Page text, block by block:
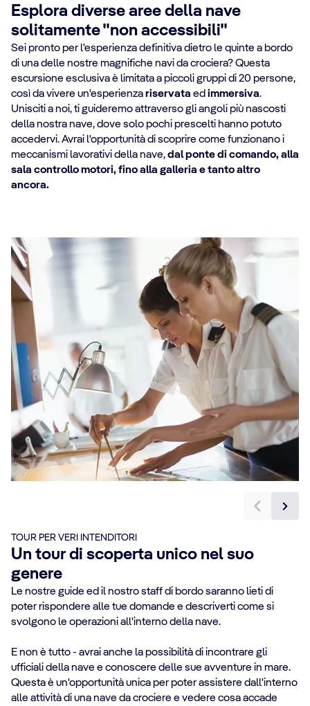
Esplora diverse aree della nave
solitamente "non accessibili"
Sei pronto per l'esperienza definitiva dietro le quinte a bordo
di una delle nostre magnifiche navi da crociera? Questa
escursione esclusiva è limitata a piccoli gruppi di 20 persone,
così da vivere un'esperienzariservata ed immersiva.
Unisciti a noi, ti guideremo attraverso gli angoli più nascosti
della nostra nave, dove solo pochi prescelti hanno potuto
accedervi. Avrai l'opportunità di scoprire come funzionano i
meccanismi lavorativi della nave,dal ponte di comando, alla
sala controllo motori, fino alla galleria e tanto altro
ancora.
TOUR PER VERI INTENDITORI
Un tour di scoperta unico nel suo
genere
Le nostre guide ed il nostro staff di bordo saranno lieti di
poter rispondere alle tue domande e descriverti come si
svolgono le operazioni all'interno della nave.
E non è tutto - avrai anche la possibilità di incontrare gli
ufficiali della nave e conoscere delle sue avventure in mare.
Questa è un'opportunità unica per poter assistere dall'interno
alle attività di una nave da crociere e vedere cosa accade